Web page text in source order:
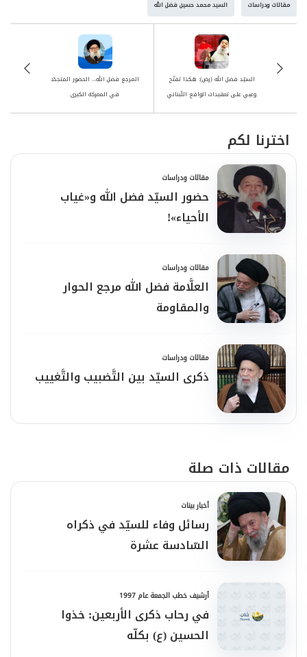
وأيضًا.. أوسعَ قلبًا
وأعظمَ حُبًّا
وأشدَّ وصْلًا
وأرسخَ حكمةً ومنطقًا..
حتَّى حارَتْ فيكَ اتّجاهاتُ الأرضِ
وكلٌّ أرادَكَ لنفسِهِ
فصافحَ فيك جزءًا وأعرضَ عن أجزاء
ولكن بقيْتَ أنتَ كُلًّا
تجتليك خطوبُ الزَّمان
وأحداثُ اللَّيالي والأيَّام..
وأنا يا أبي ما زلْتُ أحبو وراءَ خَطوِكَ
وأقفُ تارةً
مقالات ودراسات السيد محمد حسين فضل الله
المرجع فضل الله... الحضور المتجدّد
في المعركة الكبرى
السيّد فضل الله (رض): هكذا تفتّح
وعيي على تعقيدات الواقع اللّبناني
اخترنا لكم
مقالات ودراسات
حضور السيّد فضل الله و«غياب
الأحياء»!
مقالات ودراسات
العلَّامة فضل الله مرجع الحوار
والمقاومة
مقالات ودراسات
ذكرى السيّد بين التَّضبيب والتَّغييب
مقالات ذات صلة
أخبار بينات
رسائل وفاء للسيّد في ذكراه
السّادسة عشرة
أرشيف خطب الجمعة عام 1997
في رحاب ذكرى الأربعين: خذوا
الحسين (ع) بكلّه